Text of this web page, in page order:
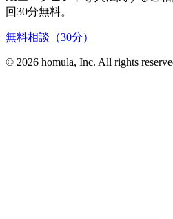
回30分無料。
無料相談（30分）
© 2026 homula, Inc. All rights